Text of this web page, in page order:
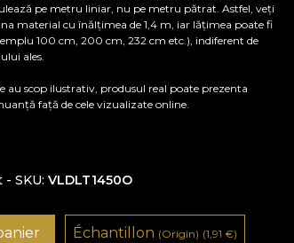
pe metru liniar, nu pe metru pătrat. Astfel, veți
material cu înălțimea de 1,4 m, iar lățimea poate fi
100 cm, 200 cm, 232 cm etc.), indiferent de
ales.
au scop ilustrativ, produsul real poate prezenta
față de cele vizualizate online.
- SKU VLDLT1450O
Échantillon (Origin) (1,91€)